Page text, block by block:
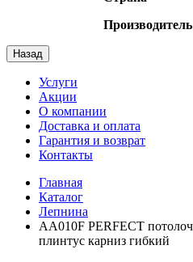
Производитель
Назад
Услуги
Акции
О компании
Доставка и оплата
Гарантия и возврат
Контакты
Главная
Каталог
Лепнина
AA010F PERFECT
плинтус карниз гибкий